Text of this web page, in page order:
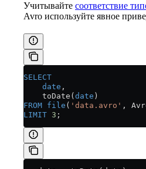
Учитывайте соответствие
Avro используйте явное
SELECT
    date
,
    toDate(
date )
FROM file ( 'data.avro' ,
LIMIT 3 ;